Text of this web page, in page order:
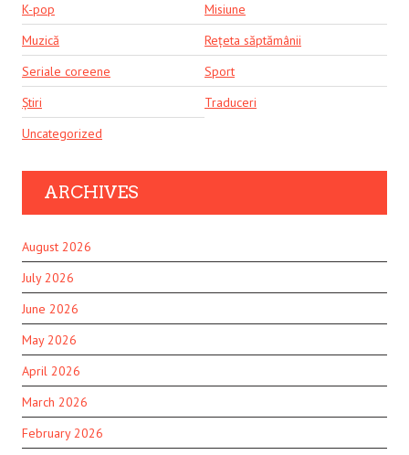
K-pop
Misiune
Muzică
Rețeta săptămânii
Seriale coreene
Sport
Știri
Traduceri
Uncategorized
ARCHIVES
August 2026
July 2026
June 2026
May 2026
April 2026
March 2026
February 2026